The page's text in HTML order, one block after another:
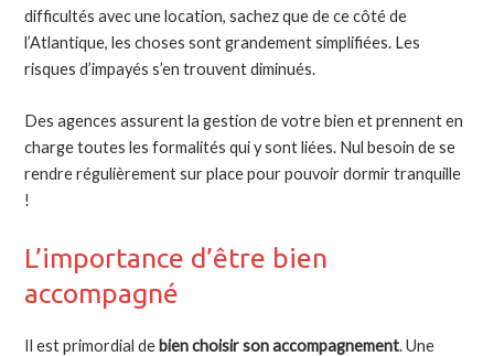
difficultés avec une location, sachez que de ce côté de
l’Atlantique, les choses sont grandement simplifiées. Les
risques d’impayés s’en trouvent diminués.
Des agences assurent la gestion de votre bien et prennent en
charge toutes les formalités qui y sont liées. Nul besoin de se
rendre régulièrement sur place pour pouvoir dormir tranquille
!
L’importance d’être bien
accompagné
Il est primordial de bien choisir son accompagnement. Une